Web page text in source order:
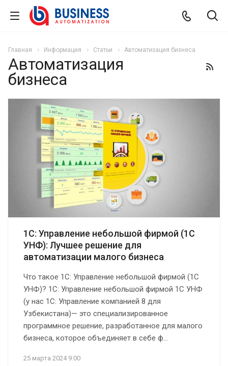
Главная Информация Статьи Автоматизация бизнеса
Автоматизация
бизнеса
1С: Управление небольшой фирмой (1С
УНФ): Лучшее решение для
автоматизации малого бизнеса
Что такое 1С: Управление небольшой фирмой (1С
УНФ)? 1С: Управление небольшой фирмой 1С УНФ
(у нас 1С: Управление компанией 8 для
Узбекистана)— это специализированное
программное решение, разработанное для малого
бизнеса, которое объединяет в себе ф...
25 марта 2024 9:00